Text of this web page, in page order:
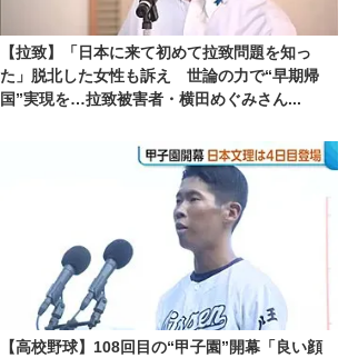
【拉致】「日本に来て初めて拉致問題を知っ
た」脱北した女性も訴え 世論の力で“早期帰
国”実現を…拉致被害者・横田めぐみさん...
【高校野球】108回目の“甲子園”開幕「良い顔